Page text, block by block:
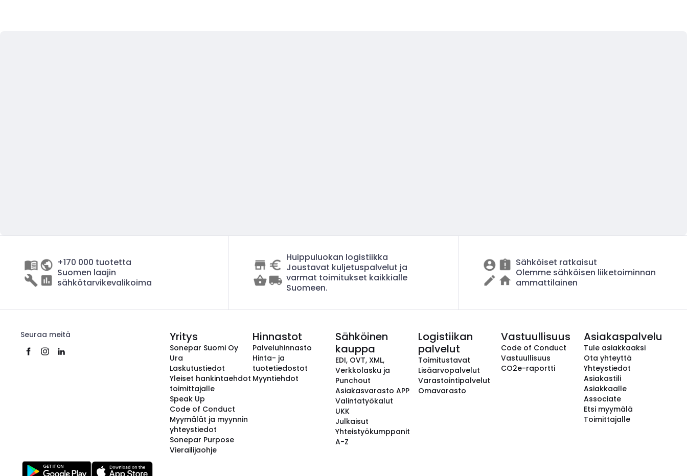
+170 000 tuotetta
Suomen laajin
sähkötarvikevalikoima
Huippuluokan logistiikka
Joustavat kuljetuspalvelut ja
varmat toimitukset kaikkialle
Suomeen.
Sähköiset ratkaisut
Olemme sähköisen liiketoiminnan
ammattilainen
Seuraa meitä Yritys
Sonepar Suomi Oy
Ura
Laskutustiedot
Yleiset hankintaehdot
toimittajalle
Speak Up
Code of Conduct
Myymälät ja myynnin
yhteystiedot
Sonepar Purpose
Vierailijaohje
Hinnastot
Palveluhinnasto
Hinta- ja
tuotetiedostot
Myyntiehdot
Sähköinen
kauppa
EDI, OVT, XML,
Verkkolasku ja
Punchout
Asiakasvarasto APP
Valintatyökalut
UKK
Julkaisut
Yhteistyökumppanit
A-Z
Logistiikan
palvelut
Toimitustavat
Lisäarvopalvelut
Varastointipalvelut
Omavarasto
Vastuullisuus
Code of Conduct
Vastuullisuus
CO2e-raportti
Asiakaspalvelu
Tule asiakkaaksi
Ota yhteyttä
Yhteystiedot
Asiakastili
Asiakkaalle
Associate
Etsi myymälä
Toimittajalle